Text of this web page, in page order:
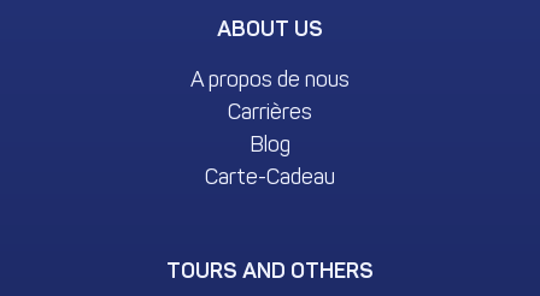
ABOUT US
A propos de nous
Carrières
Blog
Carte-Cadeau
TOURS AND OTHERS